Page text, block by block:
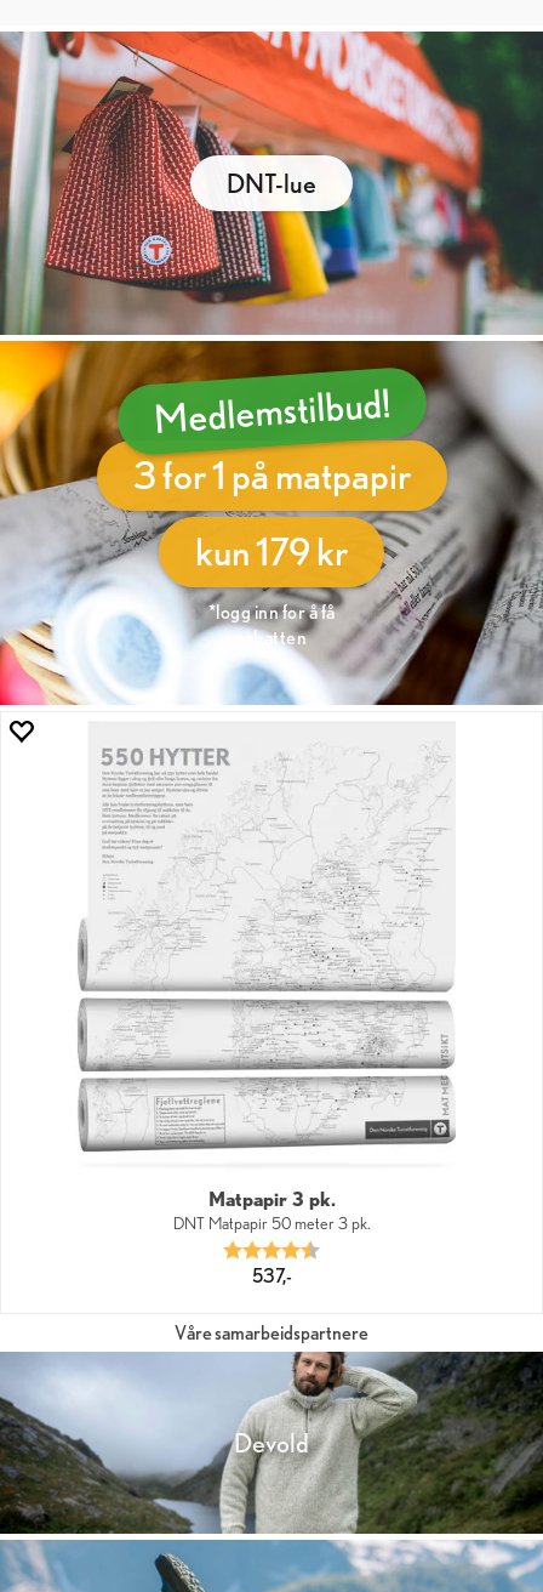
DNT-lue
Medlemstilbud!
3 for 1 på matpapir
kun 179 kr
*logg inn for å få
rabatten
Matpapir 3 pk.
DNT Matpapir 50 meter 3 pk.
Karakter:
537,-
Våre samarbeidspartnere
Devold